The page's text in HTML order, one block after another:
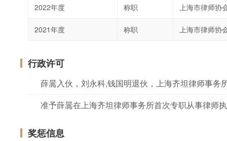
2022年度 称职 上海市律师协
2021年度 称职 上海市律师协
行政许可
薛暠入伙，刘永科,钱国明退伙，上海齐坦律师事务
准予薛暠在上海齐坦律师事务所首次专职从事律师
奖惩信息